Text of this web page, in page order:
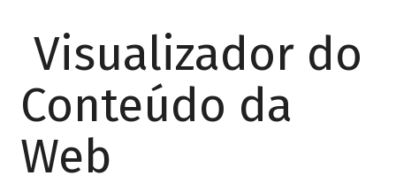
Visualizador do
Conteúdo da
Web